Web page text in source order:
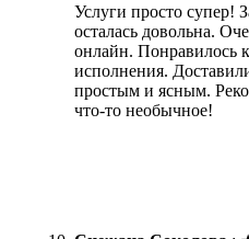
Услуги просто супер!
осталась довольна.
онлайн. Понравилось
исполнения.
простым и ясным.
что-то необычное!